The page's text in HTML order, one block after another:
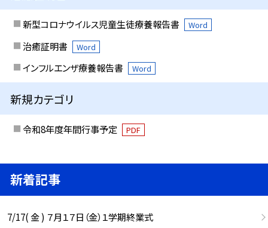
新型コロナウイルス児童生徒療養報告書 Word
治癒証明書 Word
インフルエンザ療養報告書 Word
新規カテゴリ
令和8年度年間行事予定 PDF
新着記事
7/17( 金 ) ７月１７日（金）１学期終業式